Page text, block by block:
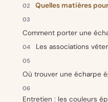
Quelles matières
Comment porter une
Les associations
Où trouver une écharpe
Entretien : les couleurs